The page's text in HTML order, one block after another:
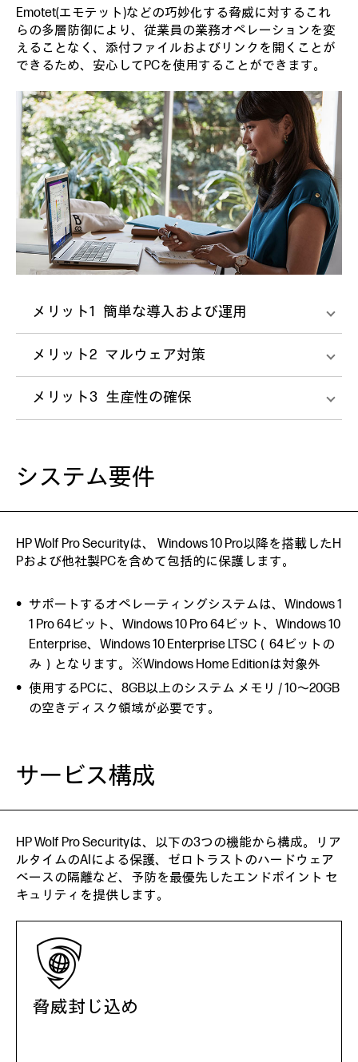
Emotet(エモテット)などの巧妙化する脅威に対するこれ
らの多層防御により、従業員の業務オペレーションを変
えることなく、添付ファイルおよびリンクを開くことが
できるため、安心してPCを使用することができます。
メリット1 簡単な導入および運用
メリット2 マルウェア対策
メリット3 生産性の確保
システム要件
HP Wolf Pro Securityは、 Windows 10 Pro以降を搭載したH
Pおよび他社製PCを含めて包括的に保護します。
サポートするオペレーティングシステムは、Windows 1
1 Pro 64ビット、Windows 10 Pro 64ビット、Windows 10
Enterprise、Windows 10 Enterprise LTSC（64ビットの
み）となります。※Windows Home Editionは対象外
使用するPCに、8GB以上のシステム メモリ / 10～20GB
の空きディスク領域が必要です。
サービス構成
HP Wolf Pro Securityは、以下の3つの機能から構成。リア
ルタイムのAIによる保護、ゼロトラストのハードウェア
ベースの隔離など、予防を最優先したエンドポイント セ
キュリティを提供します。
脅威封じ込め